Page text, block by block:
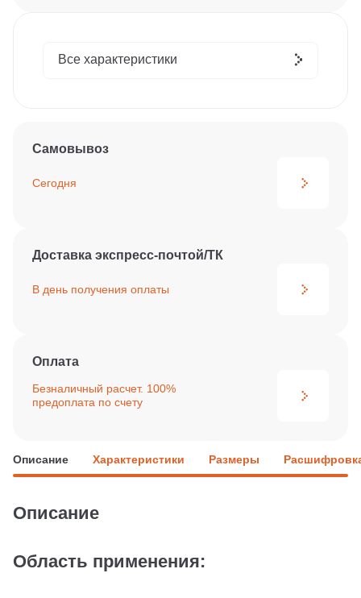
Все характеристики
Самовывоз
Сегодня
Доставка экспресс-почтой/ТК
В день получения оплаты
Оплата
Безналичный расчет. 100%
предоплата по счету
Описание Характеристики Размеры
Описание
Область применения: